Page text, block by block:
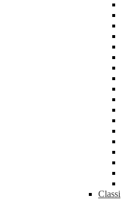
Classi